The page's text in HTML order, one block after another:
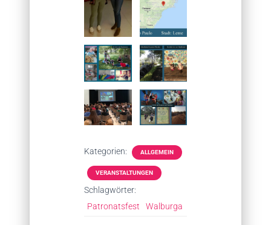
Kategorien: ALLGEMEIN
VERANSTALTUNGEN
Schlagwörter:
Patronatsfest
Walburga